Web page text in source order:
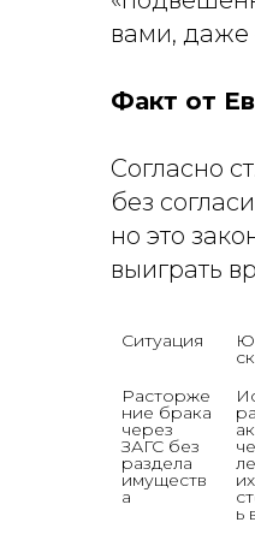
вами, даже
Факт от
Согласно
без
но это
выиграть
Ситуация
Расторже
ние брака
через
ЗАГС без
раздела
имуществ
а
их
ь